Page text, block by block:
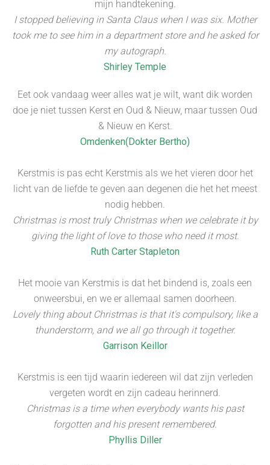
mijn handtekening.
I stopped believing in Santa Claus when I was six. Mother
took me to see him in a department store and he asked for
my autograph.
Shirley Temple
Eet ook vandaag weer alles wat je wilt, want dik worden
doe je niet tussen Kerst en Oud & Nieuw, maar tussen Oud
& Nieuw en Kerst.
Omdenken(Dokter Bertho)
Kerstmis is pas echt Kerstmis als we het vieren door het
licht van de liefde te geven aan degenen die het het meest
nodig hebben.
Christmas is most truly Christmas when we celebrate it by
giving the light of love to those who need it most.
Ruth Carter Stapleton
Het mooie van Kerstmis is dat het bindend is, zoals een
onweersbui, en we er allemaal samen doorheen.
Lovely thing about Christmas is that it's compulsory, like a
thunderstorm, and we all go through it together.
Garrison Keillor
Kerstmis is een tijd waarin iedereen wil dat zijn verleden
vergeten wordt en zijn cadeau herinnerd.
Christmas is a time when everybody wants his past
forgotten and his present remembered.
Phyllis Diller